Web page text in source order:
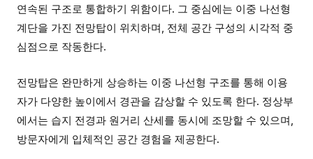
연속된 구조로 통합하기 위함이다. 그 중심에는 이중 나선형
계단을 가진 전망탑이 위치하며, 전체 공간 구성의 시각적 중
심점으로 작동한다.
전망탑은 완만하게 상승하는 이중 나선형 구조를 통해 이용
자가 다양한 높이에서 경관을 감상할 수 있도록 한다. 정상부
에서는 습지 전경과 원거리 산세를 동시에 조망할 수 있으며,
방문자에게 입체적인 공간 경험을 제공한다.